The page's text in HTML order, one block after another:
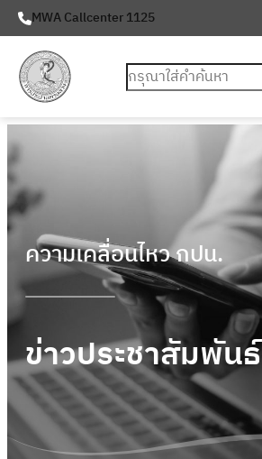
MWA Callcenter 1125
ค้นหา
ความเคลื่อนไหว กปน.
ข่าวประชาสัมพันธ์